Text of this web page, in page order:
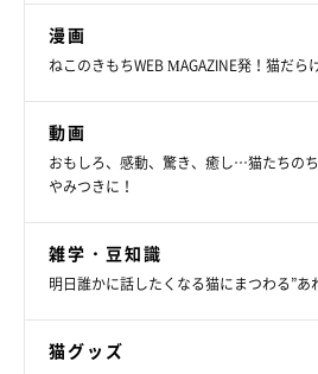
漫画
ねこのきもちWEB MAGAZINE発！猫だ
動画
おもしろ、感動、驚き、癒し…猫たちの
やみつきに！
雑学・豆知識
明日誰かに話したくなる猫にまつわる”あ
猫グッズ